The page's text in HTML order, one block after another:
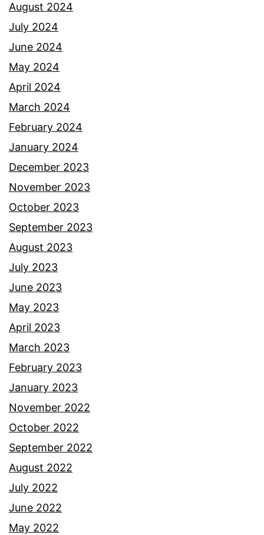
August 2024
July 2024
June 2024
May 2024
April 2024
March 2024
February 2024
January 2024
December 2023
November 2023
October 2023
September 2023
August 2023
July 2023
June 2023
May 2023
April 2023
March 2023
February 2023
January 2023
November 2022
October 2022
September 2022
August 2022
July 2022
June 2022
May 2022